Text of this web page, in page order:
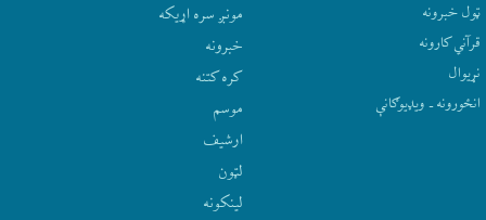
ټول خبرونه
قرآني کارونه
نړيوال
انځورونه ـ ویډیوګانې
مونږ سره اړيکه
‫خبرونه
کره کتنه
موسم
ارشيف
لټون
لينکونه